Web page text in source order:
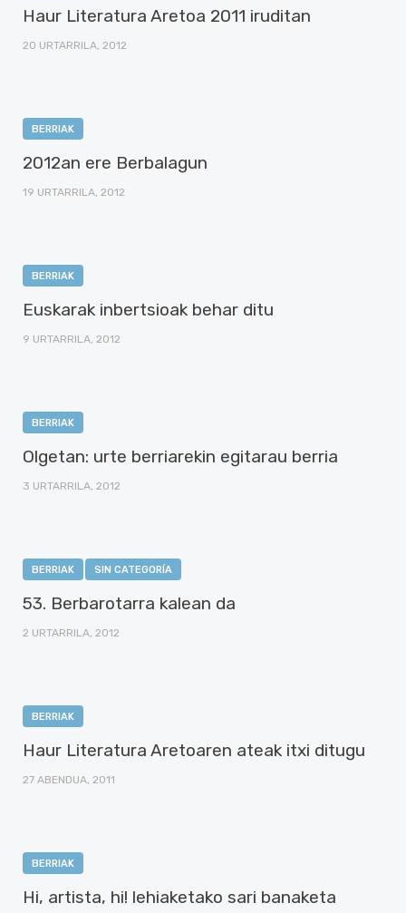
Haur Literatura Aretoa 2011 iruditan
20 URTARRILA, 2012
BERRIAK
2012an ere Berbalagun
19 URTARRILA, 2012
BERRIAK
Euskarak inbertsioak behar ditu
9 URTARRILA, 2012
BERRIAK
Olgetan: urte berriarekin egitarau berria
3 URTARRILA, 2012
BERRIAK SIN CATEGORÍA
53. Berbarotarra kalean da
2 URTARRILA, 2012
BERRIAK
Haur Literatura Aretoaren ateak itxi ditugu
27 ABENDUA, 2011
BERRIAK
Hi, artista, hi! lehiaketako sari banaketa